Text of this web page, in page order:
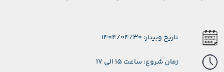
تاریخ وبینار: 1404/04/30
زمان شروع: ساعت 15 الی 17